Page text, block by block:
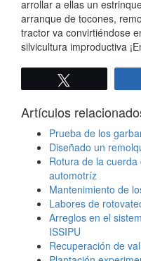
arrollar a ellas un
arranque de tocones,
tractor va convirtiéndose
silvicultura improductiva
Artículos
Prueba de los
Diseñado un
Rotura de la
automotríz
Mantenimiento de
Labores de
Arreglos en el
ISSIPU
Recuperación de